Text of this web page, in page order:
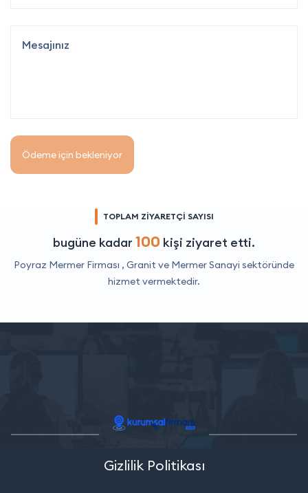
Ödeme için bekleniyor
TOPLAM ZİYARETÇİ SAYISI
bugüne kadar 100 kişi ziyaret etti.
Poyraz Mermer Firması , Granit ve Mermer Sanayi sektöründe
hizmet vermektedir.
Gizlilik Politikası